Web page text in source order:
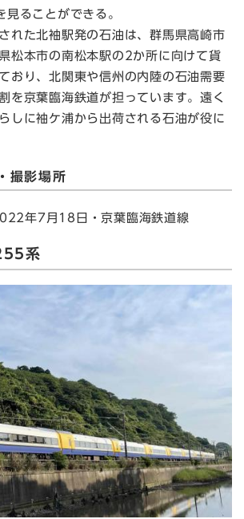
ることができる。
れた北袖駅発の石油は、群馬県高崎市
松本市の南松本駅の2か所に向けて貨
おり、北関東や信州の内陸の石油需要
を京葉臨海鉄道が担っています。遠く
しに袖ケ浦から出荷される石油が役に
撮影場所
年7月18日・京葉臨海鉄道線
系